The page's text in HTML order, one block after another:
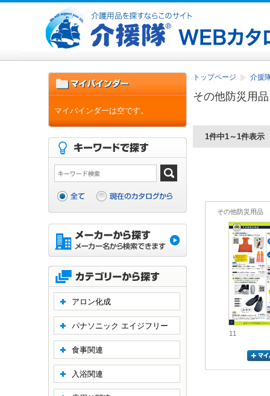
トップページ 介援
その他防災用品
1件中1～1件表示
その他防災用品
11
マイバインダーは空です。
アロン化成
パナソニック エイジフリー
食事関連
入浴関連